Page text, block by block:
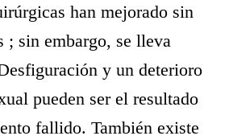
han mejorado sin
; sin embargo, se lleva
y un deterioro
pueden ser el resultado
fallido. También existe